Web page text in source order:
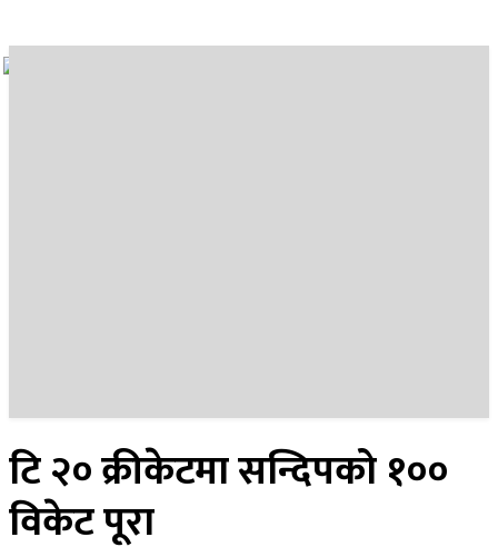
टि २० क्रीकेटमा सन्दिपको १००
विकेट पूरा